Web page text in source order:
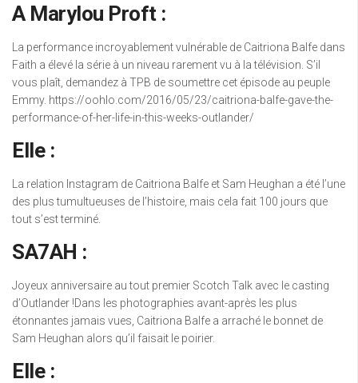
A Marylou Proft :
La performance incroyablement vulnérable de Caitriona Balfe dans
Faith a élevé la série à un niveau rarement vu à la télévision. S’il
vous plaît, demandez à TPB de soumettre cet épisode au peuple
Emmy. https://oohlo.com/2016/05/23/caitriona-balfe-gave-the-
performance-of-her-life-in-this-weeks-outlander/
Elle :
La relation Instagram de Caitriona Balfe et Sam Heughan a été l’une
des plus tumultueuses de l’histoire, mais cela fait 100 jours que
tout s’est terminé.
SA7AH :
Joyeux anniversaire au tout premier Scotch Talk avec le casting
d’Outlander !Dans les photographies avant-après les plus
étonnantes jamais vues, Caitriona Balfe a arraché le bonnet de
Sam Heughan alors qu’il faisait le poirier.
Elle :